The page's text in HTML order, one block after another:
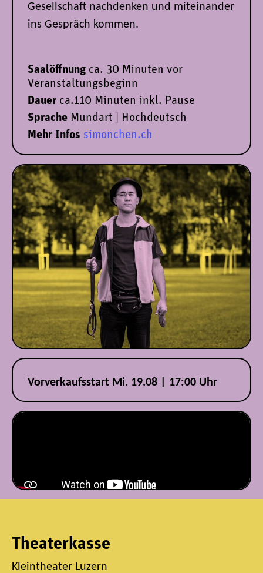
Gesellschaft nachdenken und miteinander
ins Gespräch kommen.
Saalöffnung ca. 30 Minuten vor
Veranstaltungsbeginn
Dauer ca.110 Minuten inkl. Pause
Sprache Mundart | Hochdeutsch
Mehr Infos simonchen.ch
Vorverkaufsstart Mi. 19.08 | 17:00 Uhr
Theaterkasse
Kleintheater Luzern